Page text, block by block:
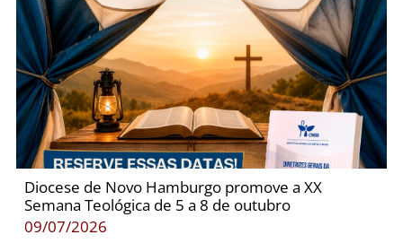
Diocese de Novo Hamburgo promove a XX
Semana Teológica de 5 a 8 de outubro
09/07/2026